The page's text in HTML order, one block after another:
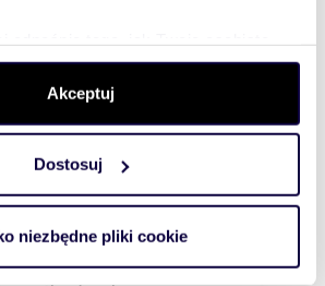
oraz ustaw własne preferencje w
. W Deklaracji plików cookie możesz
swoją zgodę w dowolnej chwili.
cookie do spersonalizowania treści
funkcje społecznościowe i
witryny, udostępniamy partnerom
Akceptuj
Dostosuj
niezbędne pliki cookie